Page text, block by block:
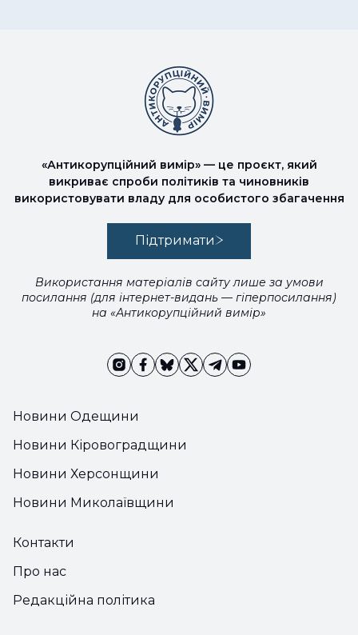
Новини Одещини
Новини Кіровоградщини
Новини Херсонщини
Новини Миколаївщини
«Антикорупційний вимір» — це проєкт, який
викриває спроби політиків та чиновників
використовувати владу для особистого збагачення
Підтримати
Використання матеріалів сайту лише за умови
посилання (для інтернет-видань — гіперпосилання)
на «Антикорупційний вимір»
Контакти
Про нас
Редакційна політика